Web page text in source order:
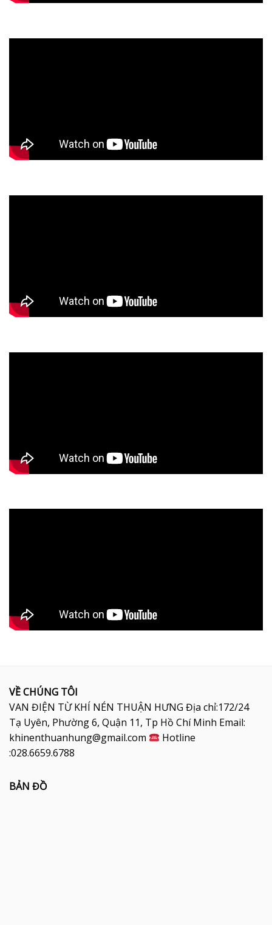
VỀ CHÚNG TÔI
VAN ĐIỆN TỪ KHÍ NÉN THUẬN HƯNG Địa chỉ:172/24
Tạ Uyên, Phường 6, Quận 11, Tp Hồ Chí Minh Email:
khinenthuanhung@gmail.com
Hotline
:028.6659.6788
BẢN ĐỒ